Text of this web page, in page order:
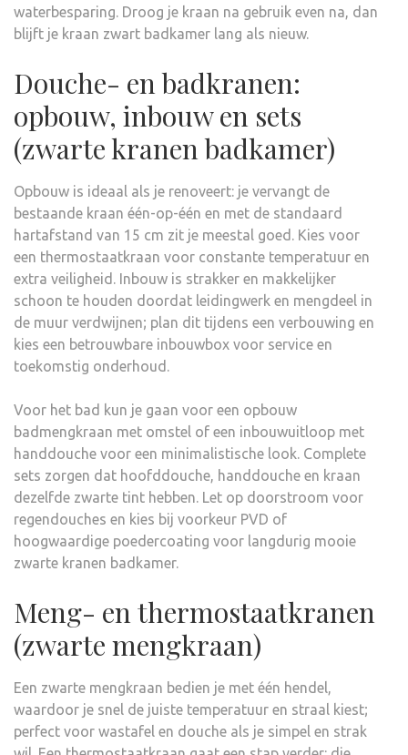
waterbesparing. Droog je kraan na gebruik even na, dan
blijft je kraan zwart badkamer lang als nieuw.
Douche- en badkranen:
opbouw, inbouw en sets
(zwarte kranen badkamer)
Opbouw is ideaal als je renoveert: je vervangt de
bestaande kraan één-op-één en met de standaard
hartafstand van 15 cm zit je meestal goed. Kies voor
een thermostaatkraan voor constante temperatuur en
extra veiligheid. Inbouw is strakker en makkelijker
schoon te houden doordat leidingwerk en mengdeel in
de muur verdwijnen; plan dit tijdens een verbouwing en
kies een betrouwbare inbouwbox voor service en
toekomstig onderhoud.
Voor het bad kun je gaan voor een opbouw
badmengkraan met omstel of een inbouwuitloop met
handdouche voor een minimalistische look. Complete
sets zorgen dat hoofddouche, handdouche en kraan
dezelfde zwarte tint hebben. Let op doorstroom voor
regendouches en kies bij voorkeur PVD of
hoogwaardige poedercoating voor langdurig mooie
zwarte kranen badkamer.
Meng- en thermostaatkranen
(zwarte mengkraan)
Een zwarte mengkraan bedien je met één hendel,
waardoor je snel de juiste temperatuur en straal kiest;
perfect voor wastafel en douche als je simpel en strak